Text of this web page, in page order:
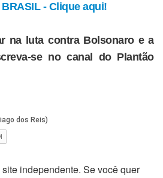
- Clique aqui!
na luta contra Bolsonaro e a
se no canal do Plantão
site independente. Se você quer